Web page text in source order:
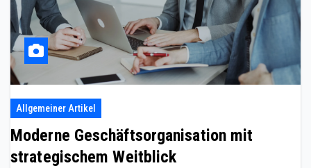
Allgemeiner Artikel
Moderne Geschäftsorganisation mit
strategischem Weitblick